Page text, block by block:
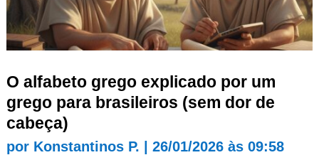
O alfabeto grego explicado por um
grego para brasileiros (sem dor de
cabeça)
por Konstantinos P. 26/01/2026 às 09:58